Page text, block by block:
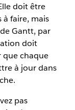
doit être
à faire, mais
Gantt, par
doit
que chaque
à jour dans
pas